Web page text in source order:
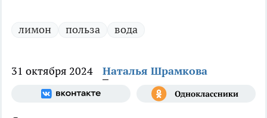
лимон польза вода
31 октября 2024 Наталья Шрамкова